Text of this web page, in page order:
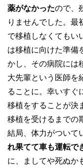
薬がなかったので、
りませんでした。最
で移植しなくてもい
は移植に向けた準備
かし、その病院には
大先輩という医師を
ることに。幸いすぐ
移植をすることが決
移植を受けるまでの
結局、体力がついて
れ果てて車も運転で
に、ましてや死ぬか